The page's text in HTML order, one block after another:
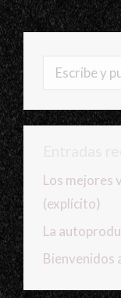
Buscar:
Los mejores
(explícito)
La
Bienvenidos